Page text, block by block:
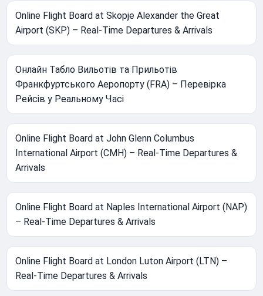
Online Flight Board at Skopje Alexander the Great
Airport (SKP) – Real-Time Departures & Arrivals
Онлайн Табло Вильотів та Прильотів
Франкфуртського Аеропорту (FRA) – Перевірка
Рейсів у Реальному Часі
Online Flight Board at John Glenn Columbus
International Airport (CMH) – Real-Time Departures &
Arrivals
Online Flight Board at Naples International Airport (NAP)
– Real-Time Departures & Arrivals
Online Flight Board at London Luton Airport (LTN) –
Real-Time Departures & Arrivals